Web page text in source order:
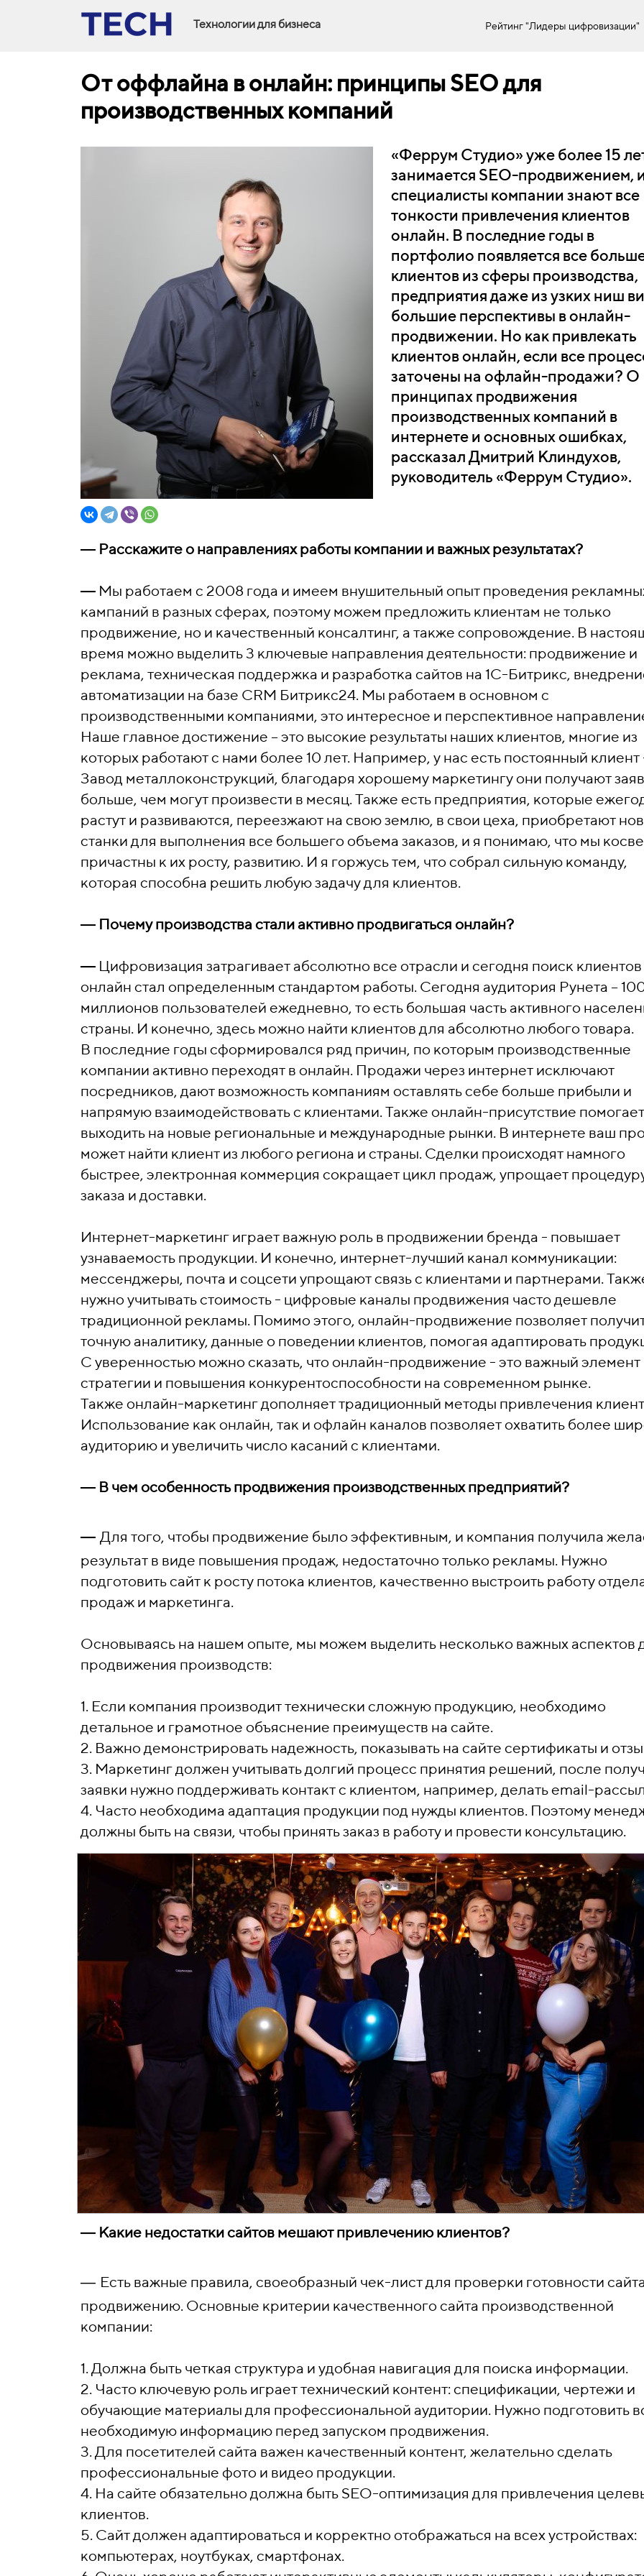
Технологии для бизнеса Рейтинг "Лидеры цифровизации"
От оффлайна в онлайн: принципы SEO для
производственных компаний
«Феррум Студио» уже более 15
занимается SEO-продвижением,
специалисты компании знают все
тонкости привлечения клиентов
онлайн. В последние годы в
портфолио появляется все
клиентов из сферы производства,
предприятия даже из узких ниш
большие перспективы в онлайн-
продвижении. Но как привлекать
клиентов онлайн, если все
заточены на офлайн-продажи? О
принципах продвижения
производственных компаний в
интернете и основных ошибках,
рассказал Дмитрий Клиндухов,
руководитель «Феррум Студио».
― Расскажите о направлениях работы компании и важных результатах?
― Мы работаем с 2008 года и имеем внушительный опыт проведения
кампаний в разных сферах, поэтому можем предложить клиентам не только
продвижение, но и качественный консалтинг, а также сопровождение. В
время можно выделить 3 ключевые направления деятельности: продвижение и
реклама, техническая поддержка и разработка сайтов на 1С-Битрикс,
автоматизации на базе CRM Битрикс24. Мы работаем в основном с
производственными компаниями, это интересное и перспективное
Наше главное достижение – это высокие результаты наших клиентов, многие из
которых работают с нами более 10 лет. Например, у нас есть постоянный клиент
Завод металлоконструкций, благодаря хорошему маркетингу они получают
больше, чем могут произвести в месяц. Также есть предприятия, которые
растут и развиваются, переезжают на свою землю, в свои цеха, приобретают
станки для выполнения все большего объема заказов, и я понимаю, что мы
причастны к их росту, развитию. И я горжусь тем, что собрал сильную команду,
которая способна решить любую задачу для клиентов.
― Почему производства стали активно продвигаться онлайн?
― Цифровизация затрагивает абсолютно все отрасли и сегодня поиск клиентов
онлайн стал определенным стандартом работы. Сегодня аудитория Рунета –
миллионов пользователей ежедневно, то есть большая часть активного
страны. И конечно, здесь можно найти клиентов для абсолютно любого товара.
В последние годы сформировался ряд причин, по которым производственные
компании активно переходят в онлайн. Продажи через интернет исключают
посредников, дают возможность компаниям оставлять себе больше прибыли и
напрямую взаимодействовать с клиентами. Также онлайн-присутствие помогает
выходить на новые региональные и международные рынки. В интернете ваш
может найти клиент из любого региона и страны. Сделки происходят намного
быстрее, электронная коммерция сокращает цикл продаж, упрощает
заказа и доставки.
Интернет-маркетинг играет важную роль в продвижении бренда - повышает
узнаваемость продукции. И конечно, интернет-лучший канал коммуникации:
мессенджеры, почта и соцсети упрощают связь с клиентами и партнерами.
нужно учитывать стоимость - цифровые каналы продвижения часто дешевле
традиционной рекламы. Помимо этого, онлайн-продвижение позволяет
точную аналитику, данные о поведении клиентов, помогая адаптировать
С уверенностью можно сказать, что онлайн-продвижение - это важный элемент
стратегии и повышения конкурентоспособности на современном рынке.
Также онлайн-маркетинг дополняет традиционный методы привлечения
Использование как онлайн, так и офлайн каналов позволяет охватить более
аудиторию и увеличить число касаний с клиентами.
― В чем особенность продвижения производственных предприятий?
― Для того, чтобы продвижение было эффективным, и компания получила
результат в виде повышения продаж, недостаточно только рекламы. Нужно
подготовить сайт к росту потока клиентов, качественно выстроить работу
продаж и маркетинга.
Основываясь на нашем опыте, мы можем выделить несколько важных аспектов
продвижения производств:
1. Если компания производит технически сложную продукцию, необходимо
детальное и грамотное объяснение преимуществ на сайте.
2. Важно демонстрировать надежность, показывать на сайте сертификаты и
3. Маркетинг должен учитывать долгий процесс принятия решений, после
заявки нужно поддерживать контакт с клиентом, например, делать email-
4. Часто необходима адаптация продукции под нужды клиентов. Поэтому
должны быть на связи, чтобы принять заказ в работу и провести консультацию.
― Какие недостатки сайтов мешают привлечению клиентов?
― Есть важные правила, своеобразный чек-лист для проверки готовности
продвижению. Основные критерии качественного сайта производственной
компании:
1. Должна быть четкая структура и удобная навигация для поиска информации.
2. Часто ключевую роль играет технический контент: спецификации, чертежи и
обучающие материалы для профессиональной аудитории. Нужно подготовить
необходимую информацию перед запуском продвижения.
3. Для посетителей сайта важен качественный контент, желательно сделать
профессиональные фото и видео продукции.
4. На сайте обязательно должна быть SEO-оптимизация для привлечения
клиентов.
5. Сайт должен адаптироваться и корректно отображаться на всех устройствах:
компьютерах, ноутбуках, смартфонах.